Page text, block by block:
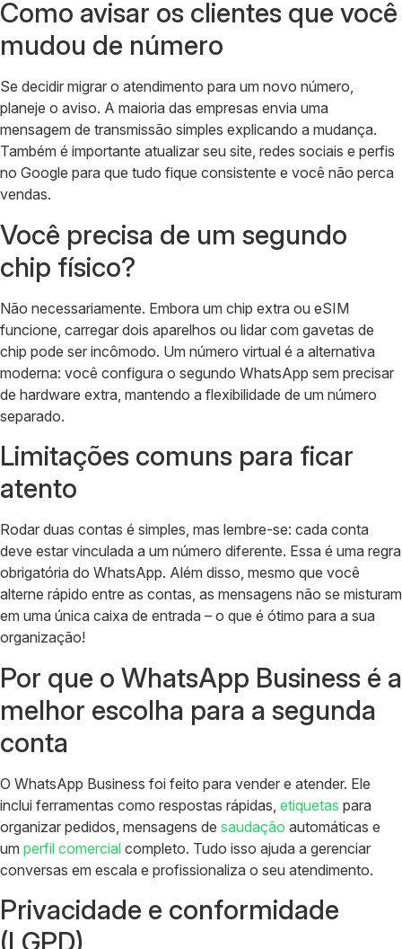
Como avisar os clientes que você
mudou de número
Se decidir migrar o atendimento para um novo número,
planeje o aviso. A maioria das empresas envia uma
mensagem de transmissão simples explicando a mudança.
Também é importante atualizar seu site, redes sociais e perfis
no Google para que tudo fique consistente e você não perca
vendas.
Você precisa de um segundo
chip físico?
Não necessariamente. Embora um chip extra ou eSIM
funcione, carregar dois aparelhos ou lidar com gavetas de
chip pode ser incômodo. Um número virtual é a alternativa
moderna: você configura o segundo WhatsApp sem precisar
de hardware extra, mantendo a flexibilidade de um número
separado.
Limitações comuns para ficar
atento
Rodar duas contas é simples, mas lembre-se: cada conta
deve estar vinculada a um número diferente. Essa é uma regra
obrigatória do WhatsApp. Além disso, mesmo que você
alterne rápido entre as contas, as mensagens não se misturam
em uma única caixa de entrada – o que é ótimo para a sua
organização!
Por que o WhatsApp Business é a
melhor escolha para a segunda
conta
O WhatsApp Business foi feito para vender e atender. Ele
inclui ferramentas como respostas rápidas, etiquetas para
organizar pedidos, mensagens de saudação automáticas e
um perfil comercial completo. Tudo isso ajuda a gerenciar
conversas em escala e profissionaliza o seu atendimento.
Privacidade e conformidade
(LGPD)